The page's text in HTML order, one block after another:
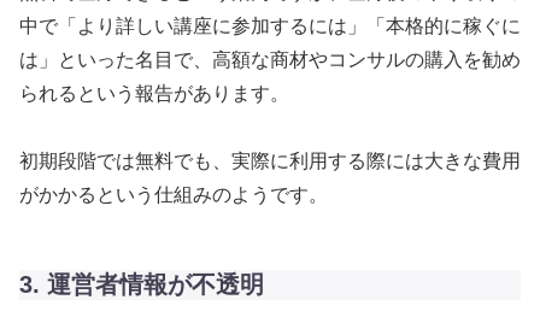
中で「より詳しい講座に参加するには」「本格的に稼ぐに
は」といった名目で、高額な商材やコンサルの購入を勧め
られるという報告があります。
初期段階では無料でも、実際に利用する際には大きな費用
がかかるという仕組みのようです。
3. 運営者情報が不透明